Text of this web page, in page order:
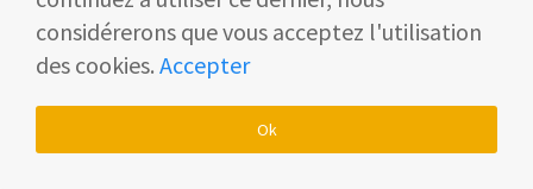
Par ailleurs, il peut très bien compléter un
installation domotique préexistante, et
s’harmoniser avec d’autres objets connectés tels
que les lumières connectées, les prises
connectées, les caméras de surveillance
considérerons que vous acceptez l'utilisation
des cookies. Accepter
Ok